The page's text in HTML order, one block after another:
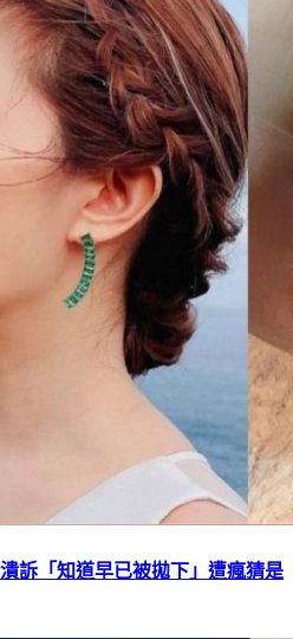
訴「知道早已被拋下」遭瘋猜是